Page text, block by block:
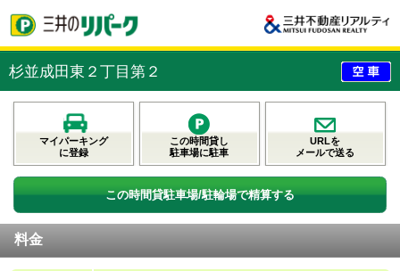
杉並成田東２丁目第２
マイパーキング
に登録
この時間貸し
駐車場に駐車
URLを
メールで送る
この時間貸駐車場/駐輪場で精算する
料金